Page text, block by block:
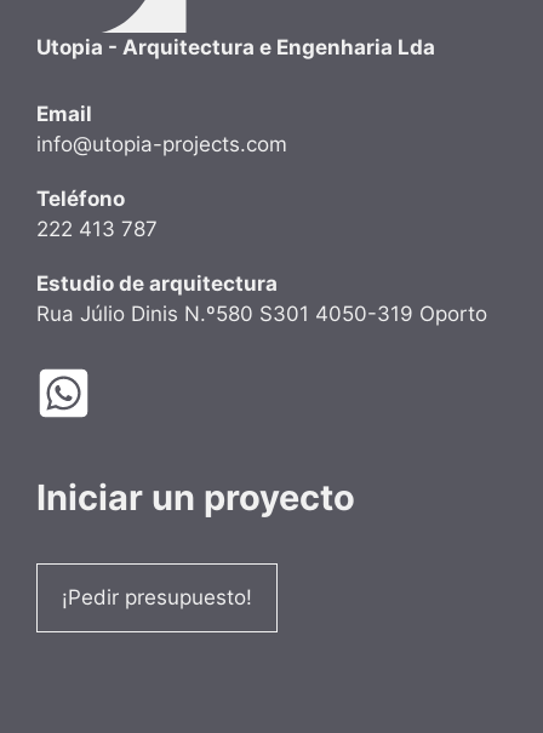
Utopia - Arquitectura e Engenharia Lda
Email
info@utopia-projects.com
Teléfono
222 413 787
Estudio de arquitectura
Rua Júlio Dinis N.º580 S301 4050-319 Oporto
Iniciar un proyecto
¡Pedir presupuesto!